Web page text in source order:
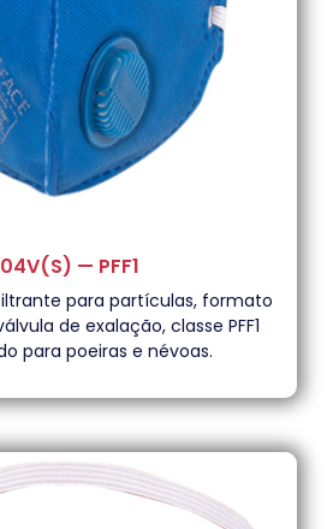
— PFF1
para partículas, formato
de exalação, classe PFF1
para poeiras e névoas.